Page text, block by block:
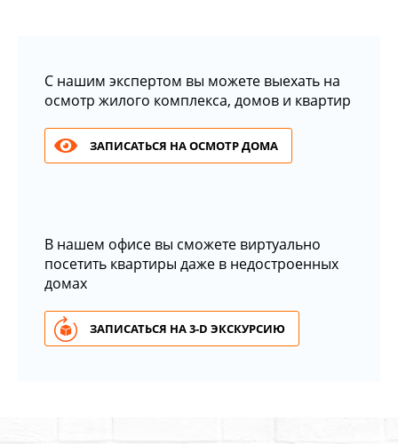
С нашим экспертом вы можете выехать на
осмотр жилого комплекса, домов и квартир
ЗАПИСАТЬСЯ НА ОСМОТР ДОМА
В нашем офисе вы сможете виртуально
посетить квартиры даже в недостроенных
домах
ЗАПИСАТЬСЯ НА 3-D ЭКСКУРСИЮ